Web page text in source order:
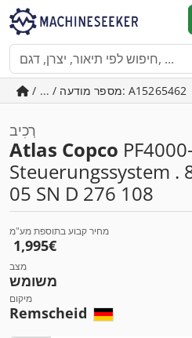
/ ... / מספר מודעה: A15265462
רְכִיב
Atlas Copco
Steuerungssystem .
05 SN D 276 108
מחיר קבוע בתוספת מע"מ
‏1,995 ‏€
מצב
משומש
מיקום
Remscheid